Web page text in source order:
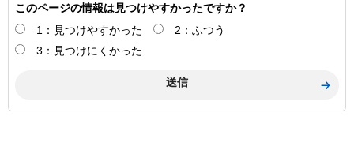
このページの情報は見つけやすかったですか？
1：見つけやすかった
2：ふつう
3：見つけにくかった